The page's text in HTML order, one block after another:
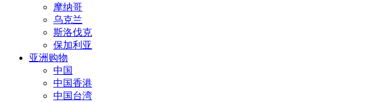
摩纳哥
乌克兰
斯洛伐克
保加利亚
亚洲购物
中国
中国香港
中国台湾